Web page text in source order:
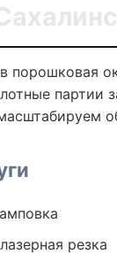
порошковая
партии
резка